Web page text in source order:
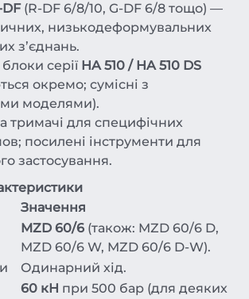
DF(R-DF 6/8/10, G-DF 6/8 тощо) —
низькодеформувальних
з’єднань.
блоки серії HA 510 / HA 510 DS
окремо; сумісні з
моделями).
тримачі для специфічних
посилені інструменти для
застосування.
Значення
MZD 60/6 (також: MZD 60/6 D,
MZD 60/6 W, MZD 60/6 D-W).
Одинарний хід.
60 кН при 500 бар (для деяких